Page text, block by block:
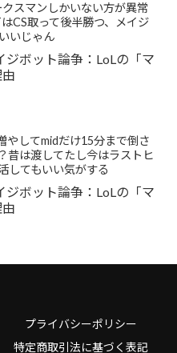
スマンしかいない方が異常
CS取って後半勝つ、メイジ
いじゃん
ボット論争：LoLの「マ
やしてmidだけ15分まで倒さ
昔は渡してたし今はラストヒ
してもいい気がする
ボット論争：LoLの「マ
プライバシーポリシー
特定商取引法に基づく表記